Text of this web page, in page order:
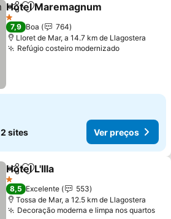
PartilharAdicionar aos favoritos
Hotel Maremagnum
1 Estrelas
7,9 Boa
764
Lloret de Mar, a 14.7 km de Llagostera
Refúgio costeiro modernizadoVer preços
2 sites Ver preços
PartilharAdicionar aos favoritos
Hotel L'Illa
1 Estrelas
8,5 Excelente
553
Tossa de Mar, a 12.5 km de Llagostera
Decoração moderna e limpa nos quartos